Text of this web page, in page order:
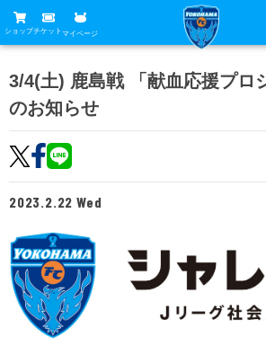
ショップチケット マイページ
グッズ
ホームタウン
トップチーム
メディア
試合
アカデミー
試合
試合日程
チケット
チケットガイド
席種・価格表
チケット購入方法
販売スケジュール
チーム
選手・スタッフ
スケジュール
練習見学について
観戦ガイド
横浜FC観戦ガイド
試合会場アクセス
クラブ
クラブ概要
ファン
3/4(土) 鹿島戦 「献血応援プロ
のお知らせ
2023.2.22 Wed